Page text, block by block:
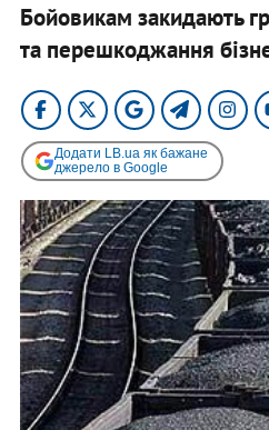
Бойовикам закидають
та перешкоджання
Додати LB.ua як бажане
джерело в Google